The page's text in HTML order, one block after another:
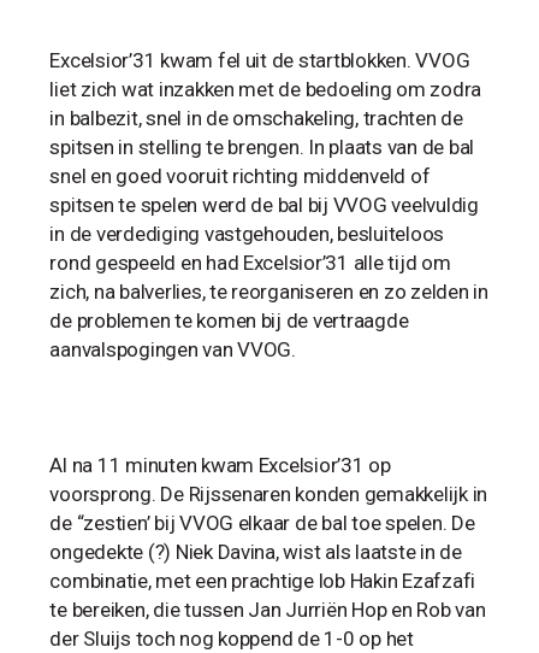
Excelsior’31 kwam fel uit de startblokken. VVOG
liet zich wat inzakken met de bedoeling om zodra
in balbezit, snel in de omschakeling, trachten de
spitsen in stelling te brengen. In plaats van de bal
snel en goed vooruit richting middenveld of
spitsen te spelen werd de bal bij VVOG veelvuldig
in de verdediging vastgehouden, besluiteloos
rond gespeeld en had Excelsior’31 alle tijd om
zich, na balverlies, te reorganiseren en zo zelden in
de problemen te komen bij de vertraagde
aanvalspogingen van VVOG.
Al na 11 minuten kwam Excelsior’31 op
voorsprong. De Rijssenaren konden gemakkelijk in
de “zestien’ bij VVOG elkaar de bal toe spelen. De
ongedekte (?) Niek Davina, wist als laatste in de
combinatie, met een prachtige lob Hakin Ezafzafi
te bereiken, die tussen Jan Jurriën Hop en Rob van
der Sluijs toch nog koppend de 1-0 op het